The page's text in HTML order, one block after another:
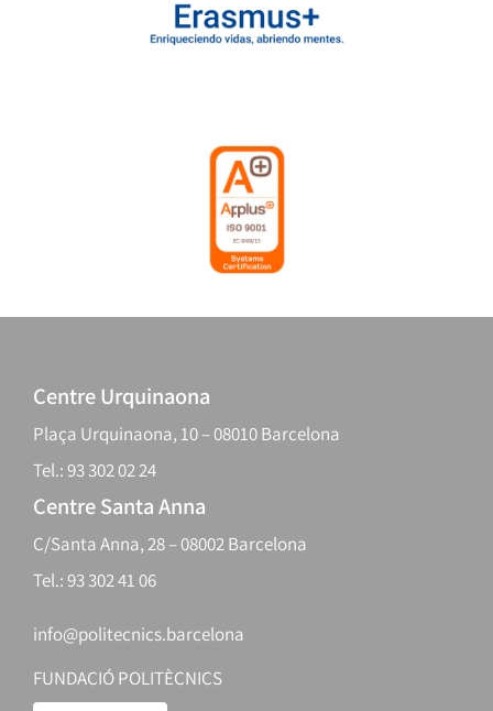
Centre Urquinaona
Plaça Urquinaona, 10 – 08010 Barcelona
Tel.: 93 302 02 24
Centre Santa Anna
C/Santa Anna, 28 – 08002 Barcelona
Tel.: 93 302 41 06
info@politecnics.barcelona
FUNDACIÓ POLITÈCNICS